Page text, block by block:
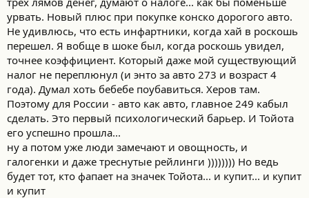
урвать. Новый плюс при покупке конско дорогого авто.
Не удивлюсь, что есть инфартники, когда хай в роскошь
перешел. Я вобще в шоке был, когда роскошь увидел,
точнее коэффициент. Который даже мой существующий
налог не переплюнул (и энто за авто 273 и возраст 4
года). Думал хоть бебебе поубавиться. Херов там.
Поэтому для России - авто как авто, главное 249 кабыл
сделать. Это первый психологический барьер. И Тойота
его успешно прошла...
ну а потом уже люди замечают и овощность, и
галогенки и даже треснутые рейлинги )))))))) Но ведь
будет тот, кто фапает на значек Тойота... и купит... и купит
и купит